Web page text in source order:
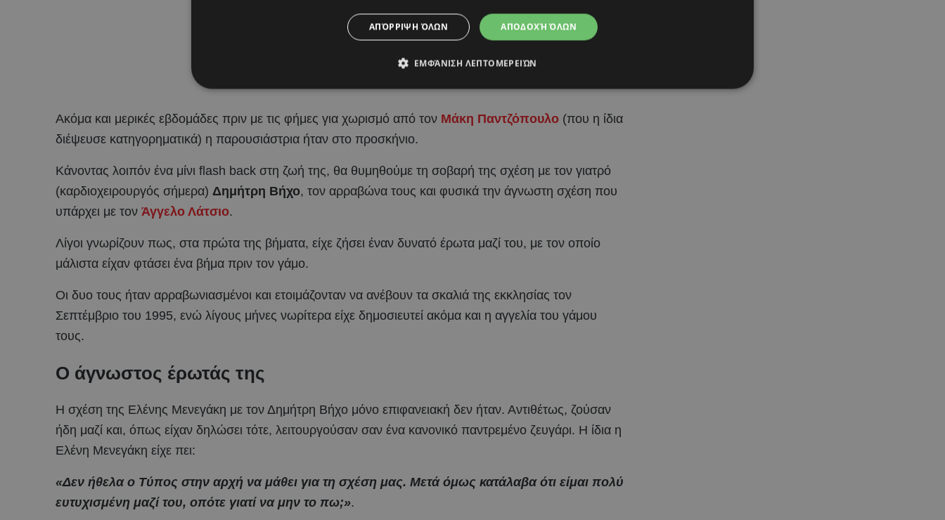
Ακόμα και μερικές εβδομάδες πριν με τις φήμες για χωρισμό από τον Μάκη Παντζόπουλο (που η ίδια
διέψευσε κατηγορηματικά) η παρουσιάστρια ήταν στο προσκήνιο.
Κάνοντας λοιπόν ένα μίνι flash back στη ζωή της, θα θυμηθούμε τη σοβαρή της σχέση με τον γιατρό
(καρδιοχειρουργός σήμερα) Δημήτρη Βήχο, τον αρραβώνα τους και φυσικά την άγνωστη σχέση που
υπάρχει με τον Άγγελο Λάτσιο.
Λίγοι γνωρίζουν πως, στα πρώτα της βήματα, είχε ζήσει έναν δυνατό έρωτα μαζί του, με τον οποίο
μάλιστα είχαν φτάσει ένα βήμα πριν τον γάμο.
Οι δυο τους ήταν αρραβωνιασμένοι και ετοιμάζονταν να ανέβουν τα σκαλιά της εκκλησίας τον
Σεπτέμβριο του 1995, ενώ λίγους μήνες νωρίτερα είχε δημοσιευτεί ακόμα και η αγγελία του γάμου
τους.
Ο άγνωστος έρωτάς της
Η σχέση της Ελένης Μενεγάκη με τον Δημήτρη Βήχο μόνο επιφανειακή δεν ήταν. Αντιθέτως, ζούσαν
ήδη μαζί και, όπως είχαν δηλώσει τότε, λειτουργούσαν σαν ένα κανονικό παντρεμένο ζευγάρι. Η ίδια η
Ελένη Μενεγάκη είχε πει:
«Δεν ήθελα ο Τύπος στην αρχή να μάθει για τη σχέση μας. Μετά όμως κατάλαβα ότι είμαι πολύ
ευτυχισμένη μαζί του, οπότε γιατί να μην το πω;».
ΑΠΟΔΟΧΉ ΌΛΩΝ
ΑΠΌΡΡΙΨΗ ΌΛΩΝ
ΕΜΦΆΝΙΣΗ ΛΕΠΤΟΜΕΡΕΙΏΝ